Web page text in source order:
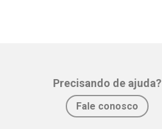
Precisando de ajuda?
Fale conosco